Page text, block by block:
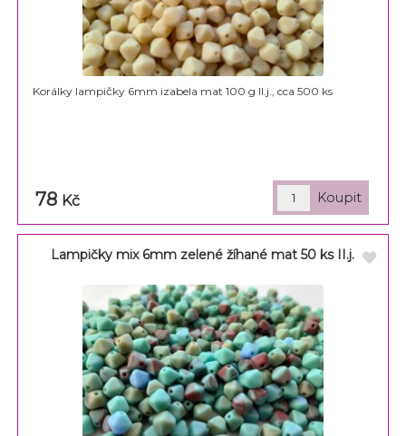
Korálky lampičky 6mm izabela mat 100 g II.j., cca 500 ks
78 Kč
Lampičky mix 6mm zelené žíhané mat 50 ks II.j.